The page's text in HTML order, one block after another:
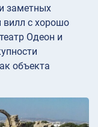
заметных
вилл с хорошо
Одеон и
объекта